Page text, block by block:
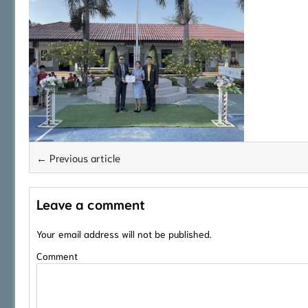
← Previous article
Leave a comment
Your email address will not be published.
Comment